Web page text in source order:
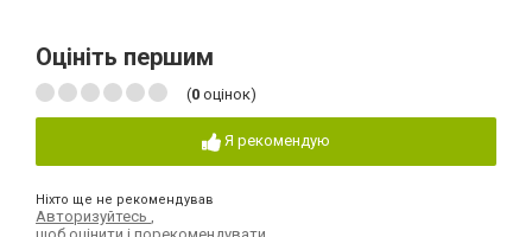
Оцініть першим
(0 оцінок)
Я рекомендую
Ніхто ще не рекомендував
Авторизуйтесь